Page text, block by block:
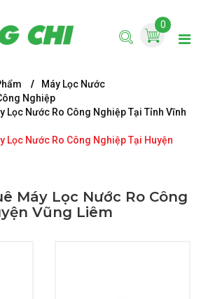
0
Máy Lọc Nước
Nghiệp
Lọc Nước Ro Công Nghiệp Tại Tỉnh Vĩnh
Lọc Nước Ro Công Nghiệp Tại Huyện
Máy Lọc Nước Ro Công
Vũng Liêm